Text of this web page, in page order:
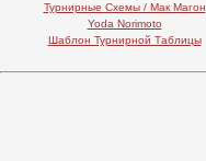
Турнирные Схемы / Мак Магон
Yoda Norimoto
Шаблон Турнирной Таблицы